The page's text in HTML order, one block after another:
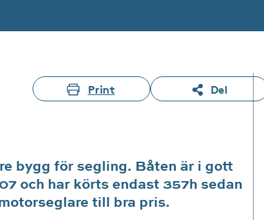
Print Del
bygg för segling. Båten är i gott
och har körts endast 357h sedan
till bra pris.